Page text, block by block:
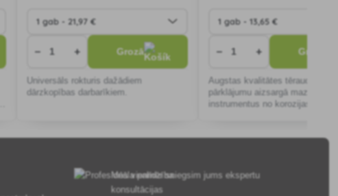
− + Grozā
Universāls rokturis dažādiem
dārzkopības darbarīkiem.
− + Grozā
Augstas kvalitātes tērauds ar
pārklājumu aizsargā mazos
instrumentus no korozijas,
Mēs vienmēr sniegsim jums ekspertu
konsultācijas